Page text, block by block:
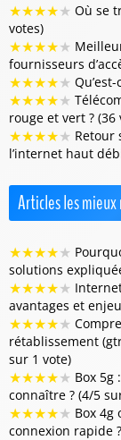
★★★★★ Où se
votes)
★★★★★
fournisseurs
★★★★★
★★★★★
rouge et vert ? (36
★★★★★ Retour
l’internet haut
Articles les
★★★★★
solutions
★★★★★
avantages et
★★★★★
rétablissement
sur 1 vote)
★★★★★ Box 5g
connaître ? (4/5
★★★★★ Box
connexion rapide